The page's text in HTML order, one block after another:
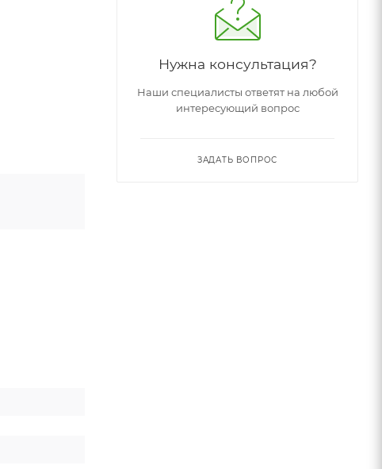
Нужна консультация?
Наши специалисты ответят на любой
интересующий вопрос
ЗАДАТЬ ВОПРОС